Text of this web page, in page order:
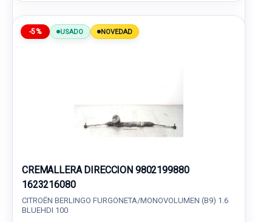
-5% USADO NOVEDAD
CREMALLERA DIRECCION 9802199880
1623216080
CITROËN BERLINGO FURGONETA/MONOVOLUMEN (B9) 1.6
BLUEHDI 100